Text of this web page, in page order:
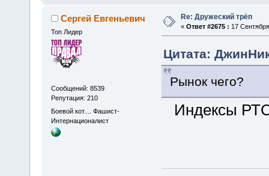
Сергей Евгеньевич
Топ Лидер
Сообщений: 8539
Репутация: 210
Боевой кот.... Фашист-
Интернационалист
Re: Дружеский трёп
« Ответ #2675 : 17
Цитата:
Рынок чего?
Индексы